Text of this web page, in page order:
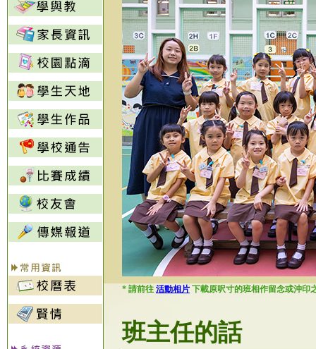
* 請前往 活動相片 下載原呎寸的班相作留念或沖印
班主任的話